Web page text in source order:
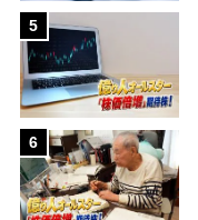
5
6